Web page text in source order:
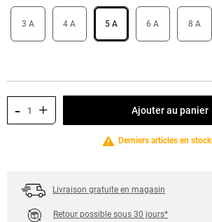
3 A 4 A 5 A 6 A 8 A
- + Ajouter au panier
Derniers articles en stock
Livraison gratuite en magasin
Retour possible sous 30 jours*